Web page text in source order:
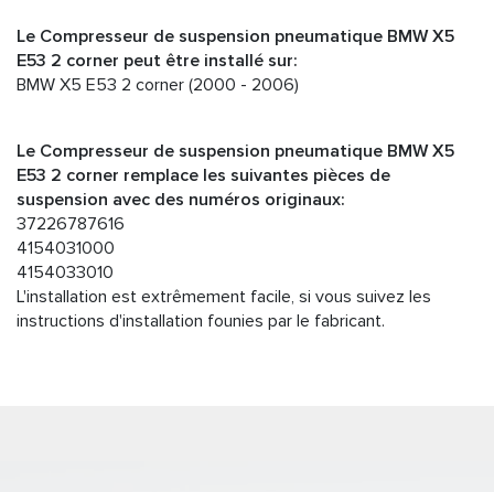
Le Compresseur de suspension pneumatique BMW X5
E53 2 corner peut être installé sur:
BMW X5 E53 2 corner (2000 - 2006)
Le Compresseur de suspension pneumatique BMW X5
E53 2 corner remplace les suivantes pièces de
suspension avec des numéros originaux:
37226787616
4154031000
4154033010
L'installation est extrêmement facile, si vous suivez les
instructions d'installation founies par le fabricant.